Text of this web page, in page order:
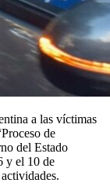
a las víctimas
de
del Estado
y el 10 de